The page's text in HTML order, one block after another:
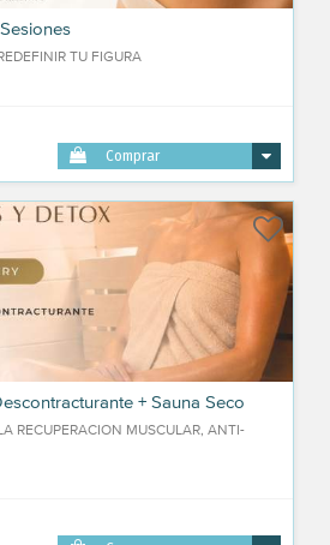
TU FIGURA
Comprar
+ Sauna Seco
RECUPERACION MUSCULAR, ANTI-